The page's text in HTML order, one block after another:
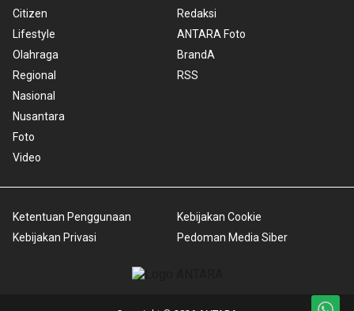
Citizen
Lifestyle
Olahraga
Regional
Nasional
Nusantara
Foto
Video
Redaksi
ANTARA Foto
BrandA
RSS
Ketentuan Penggunaan
Kebijakan Privasi
Kebijakan Cookie
Pedoman Media Siber